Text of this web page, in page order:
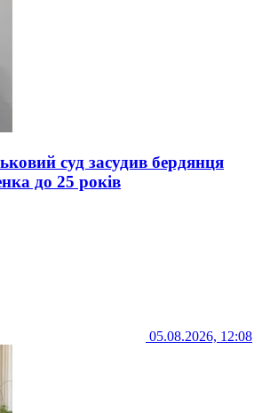
суд засудив бердянця
до 25 років
05.08.2026, 12:08